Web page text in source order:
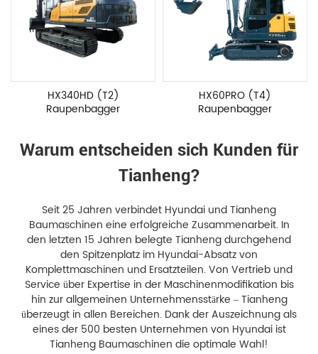
HX340HD (T2)
Raupenbagger
HX60PRO (T4)
Raupenbagger
Warum entscheiden sich Kunden für
Tianheng?
Seit 25 Jahren verbindet Hyundai und Tianheng
Baumaschinen eine erfolgreiche Zusammenarbeit. In
den letzten 15 Jahren belegte Tianheng durchgehend
den Spitzenplatz im Hyundai-Absatz von
Komplettmaschinen und Ersatzteilen. Von Vertrieb und
Service über Expertise in der Maschinenmodifikation bis
hin zur allgemeinen Unternehmensstärke – Tianheng
überzeugt in allen Bereichen. Dank der Auszeichnung als
eines der 500 besten Unternehmen von Hyundai ist
Tianheng Baumaschinen die optimale Wahl!